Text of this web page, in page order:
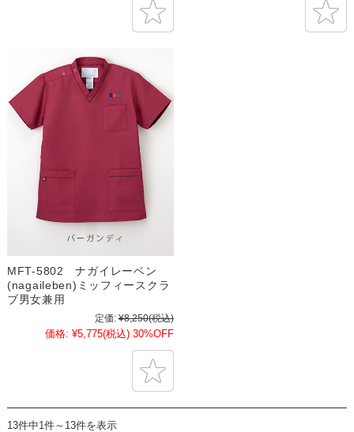
MFT-5802 ナガイレーベン
(nagaileben)ミッフィースクラ
ブ男女兼用
定価: ¥8,250(税込)
価格: ¥5,775(税込) 30%OFF
13件中1件～13件を表示